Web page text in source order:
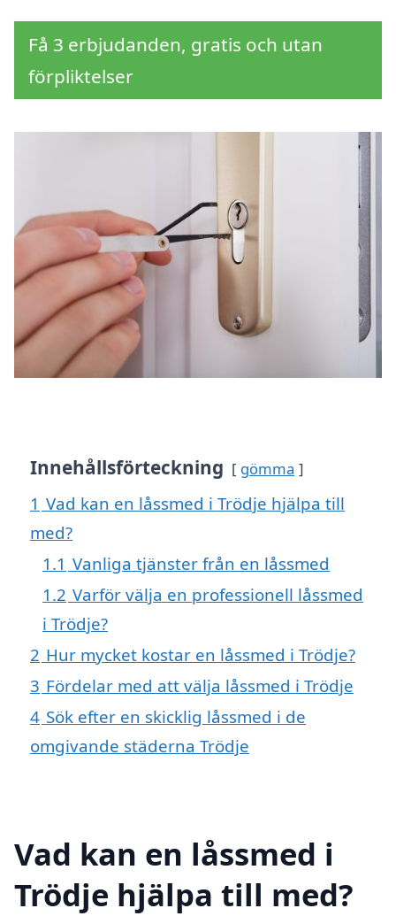
Få 3 erbjudanden, gratis och utan
förpliktelser
Innehållsförteckning gömma
1 Vad kan en låssmed i Trödje hjälpa till
med?
1.1 Vanliga tjänster från en låssmed
1.2 Varför välja en professionell låssmed
i Trödje?
2 Hur mycket kostar en låssmed i Trödje?
3 Fördelar med att välja låssmed i Trödje
4 Sök efter en skicklig låssmed i de
omgivande städerna Trödje
Vad kan en låssmed i
Trödje hjälpa till med?